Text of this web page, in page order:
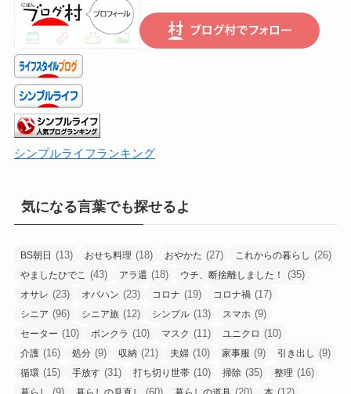
ち
ら
で
シンプルライフランキング
気になる言葉でも探せるよ
BS朝日 (13) おせち料理 (18) おやかた (27) これからの暮らし (26)
やましたひでこ (43) アラ還 (18) ウチ、断捨離しました！ (35)
オサレ (23) オバハン (23) コロナ (19) コロナ禍 (17)
シニア (96) シニア旅 (12) シンプル (13) スマホ (9)
セーター (10) ボンクラ (10) マスク (11) ユニクロ (10)
介護 (16) 処分 (9) 収納 (21) 夫婦 (10) 家事服 (9) 引き出し (9)
循環 (15) 手放す (31) 打ち切り世帯 (10) 掃除 (35) 整理 (16)